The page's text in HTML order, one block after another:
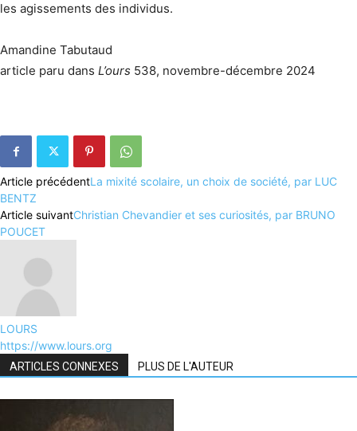
les agissements des individus.
Amandine Tabutaud
article paru dans L’ours 538, novembre-décembre 2024
Article précédentLa mixité scolaire, un choix de société, par LUC
BENTZ
Article suivantChristian Chevandier et ses curiosités, par BRUNO
POUCET
LOURS
https://www.lours.org
ARTICLES CONNEXES PLUS DE L'AUTEUR